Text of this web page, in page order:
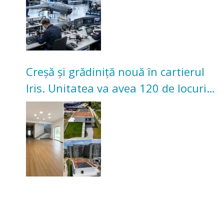
Creșă și grădiniță nouă în cartierul
Iris. Unitatea va avea 120 de locuri
pentru copii